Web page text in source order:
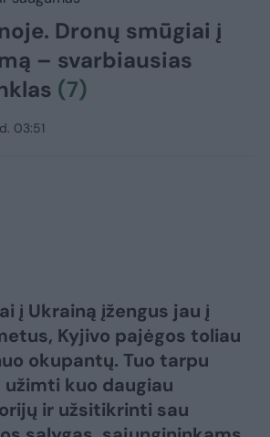
Dronų smūgiai į
– svarbiausias
(7)
03:51
į Ukrainą įžengus jau į
Kyjivo pajėgos toliau
okupantų. Tuo tarpu
kuo daugiau
ir užsitikrinti sau